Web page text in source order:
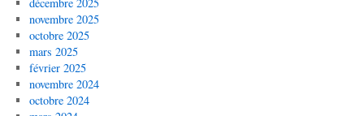
novembre 2025
octobre 2025
mars 2025
février 2025
novembre 2024
octobre 2024